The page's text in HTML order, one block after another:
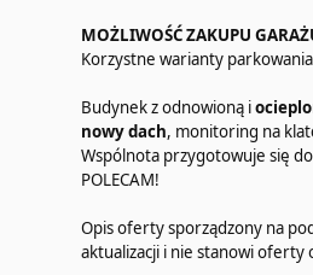
MOŻLIWOŚĆ ZAKUPU
Korzystne warianty
Budynek z odnowioną i
nowy dach, monitoring na
Wspólnota przygotowuje się
POLECAM!
Opis oferty sporządzony na
aktualizacji i nie stanowi oferty